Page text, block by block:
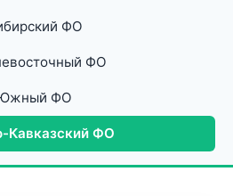
ФО
ФО
ФО
Кавказский ФО